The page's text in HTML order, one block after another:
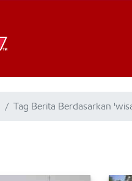
Tag Berita Berdasarkan